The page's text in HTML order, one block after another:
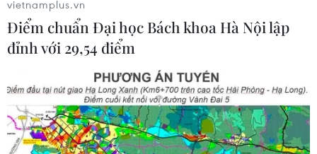
07/08/2026 10:19
Quân khu 7 đẩy mạnh ứng dụng
khoa học-công nghệ trong tìm kiếm,
quy tập hài cốt liệt sỹ
07/08/2026 08:45
vietnamplus.vn
Điểm chuẩn Đại học Bách khoa Hà Nội lập
đỉnh với 29,54 điểm